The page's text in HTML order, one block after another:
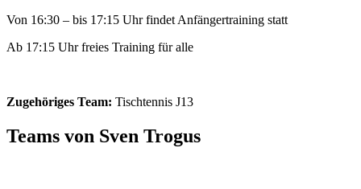
Von 16:30 – bis 17:15 Uhr findet Anfängertraining statt
Ab 17:15 Uhr freies Training für alle
Zugehöriges Team: Tischtennis J13
Teams von Sven Trogus